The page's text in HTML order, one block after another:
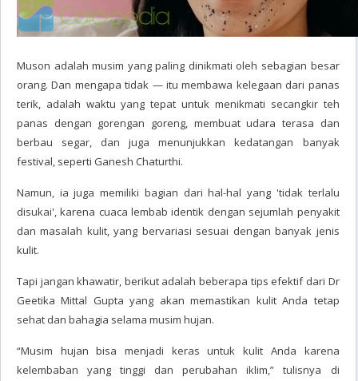
Muson adalah musim yang paling dinikmati oleh sebagian besar
orang. Dan mengapa tidak — itu membawa kelegaan dari panas
terik, adalah waktu yang tepat untuk menikmati secangkir teh
panas dengan gorengan goreng, membuat udara terasa dan
berbau segar, dan juga menunjukkan kedatangan banyak
festival, seperti Ganesh Chaturthi.
Namun, ia juga memiliki bagian dari hal-hal yang 'tidak terlalu
disukai', karena cuaca lembab identik dengan sejumlah penyakit
dan masalah kulit, yang bervariasi sesuai dengan banyak jenis
kulit.
Tapi jangan khawatir, berikut adalah beberapa tips efektif dari Dr
Geetika Mittal Gupta yang akan memastikan kulit Anda tetap
sehat dan bahagia selama musim hujan.
“Musim hujan bisa menjadi keras untuk kulit Anda karena
kelembaban yang tinggi dan perubahan iklim,” tulisnya di